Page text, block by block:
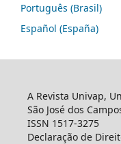
Português (Brasil)
Español (España)
A Revista Univap,
São José dos
ISSN 1517-3275
Declaração de